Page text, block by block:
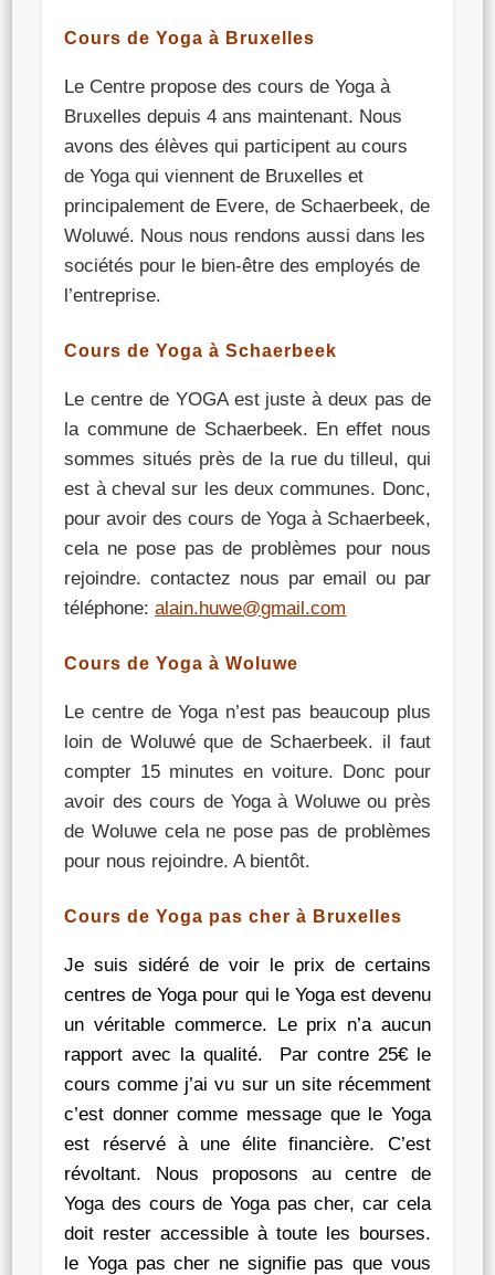
Cours de Yoga à Bruxelles
Le Centre propose des cours de Yoga à
Bruxelles depuis 4 ans maintenant. Nous
avons des élèves qui participent au cours
de Yoga qui viennent de Bruxelles et
principalement de Evere, de Schaerbeek, de
Woluwé. Nous nous rendons aussi dans les
sociétés pour le bien-être des employés de
l’entreprise.
Cours de Yoga à Schaerbeek
Le centre de YOGA est juste à deux pas de
la commune de Schaerbeek. En effet nous
sommes situés près de la rue du tilleul, qui
est à cheval sur les deux communes. Donc,
pour avoir des cours de Yoga à Schaerbeek,
cela ne pose pas de problèmes pour nous
rejoindre. contactez nous par email ou par
téléphone:alain.huwe@gmail.com
Cours de Yoga à Woluwe
Le centre de Yoga n’est pas beaucoup plus
loin de Woluwé que de Schaerbeek. il faut
compter 15 minutes en voiture. Donc pour
avoir des cours de Yoga à Woluwe ou près
de Woluwe cela ne pose pas de problèmes
pour nous rejoindre. A bientôt.
Cours de Yoga pas cher à Bruxelles
Je suis sidéré de voir le prix de certains
centres de Yoga pour qui le Yoga est devenu
un véritable commerce. Le prix n’a aucun
rapport avec la qualité. Par contre 25€ le
cours comme j’ai vu sur un site récemment
c’est donner comme message que le Yoga
est réservé à une élite financière. C’est
révoltant. Nous proposons au centre de
Yoga des cours de Yoga pas cher, car cela
doit rester accessible à toute les bourses.
le Yoga pas cher ne signifie pas que vous